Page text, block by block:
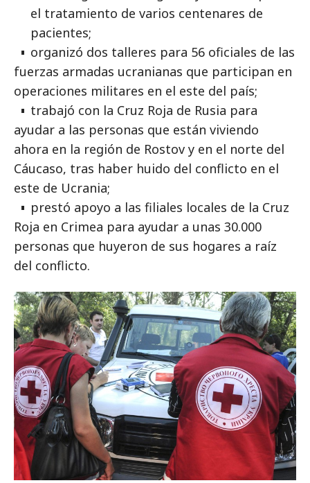
el tratamiento de varios centenares de
pacientes;
organizó dos talleres para 56 oficiales de las
fuerzas armadas ucranianas que participan en
operaciones militares en el este del país;
trabajó con la Cruz Roja de Rusia para
ayudar a las personas que están viviendo
ahora en la región de Rostov y en el norte del
Cáucaso, tras haber huido del conflicto en el
este de Ucrania;
prestó apoyo a las filiales locales de la Cruz
Roja en Crimea para ayudar a unas 30.000
personas que huyeron de sus hogares a raíz
del conflicto.